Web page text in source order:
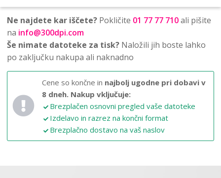
Ne najdete kar iščete? Pokličite 01 77 77 710ali pišite
na info@300dpi.com
Še nimate datoteke za tisk? Naložili jih boste lahko
po zaključku nakupa ali naknadno
Cene so končne in najbolj ugodne pri dobavi v
8 dneh. Nakup vključuje:
Brezplačen osnovni pregled vaše datoteke
Izdelavo in razrez na končni format
Brezplačno dostavo na vaš naslov